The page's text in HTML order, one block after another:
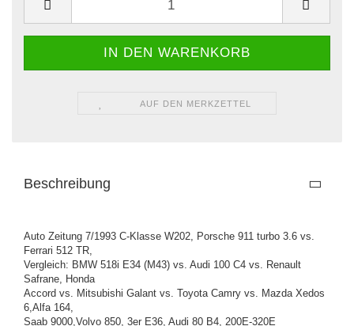
AUF DEN MERKZETTEL
Beschreibung
Auto Zeitung 7/1993 C-Klasse W202, Porsche 911 turbo 3.6 vs.
Ferrari 512 TR,
Vergleich: BMW 518i E34 (M43) vs. Audi 100 C4 vs. Renault
Safrane, Honda
Accord vs. Mitsubishi Galant vs. Toyota Camry vs. Mazda Xedos
6,Alfa 164,
Saab 9000,Volvo 850, 3er E36, Audi 80 B4, 200E-320E